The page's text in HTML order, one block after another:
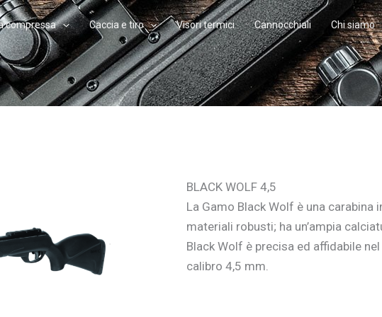
compressa Caccia e tiro Visori termici Cannocchiali Chi siamo
BLACK WOLF 4,5
La Gamo Black Wolf è una
materiali robusti; ha un’ampia
Black Wolf è precisa ed affidabile
calibro 4,5 mm.